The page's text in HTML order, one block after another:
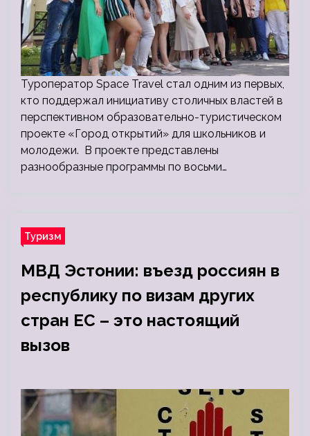
Туроператор Space Travel стал одним из первых,
кто поддержал инициативу столичных властей в
перспективном образовательно-туристическом
проекте «Город открытий» для школьников и
молодежи. В проекте представлены
разнообразные программы по восьми…
Туризм
МВД Эстонии: въезд россиян в
республику по визам других
стран ЕС – это настоящий
вызов